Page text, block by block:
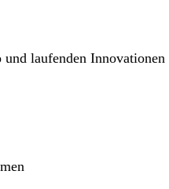
laufenden Innovationen